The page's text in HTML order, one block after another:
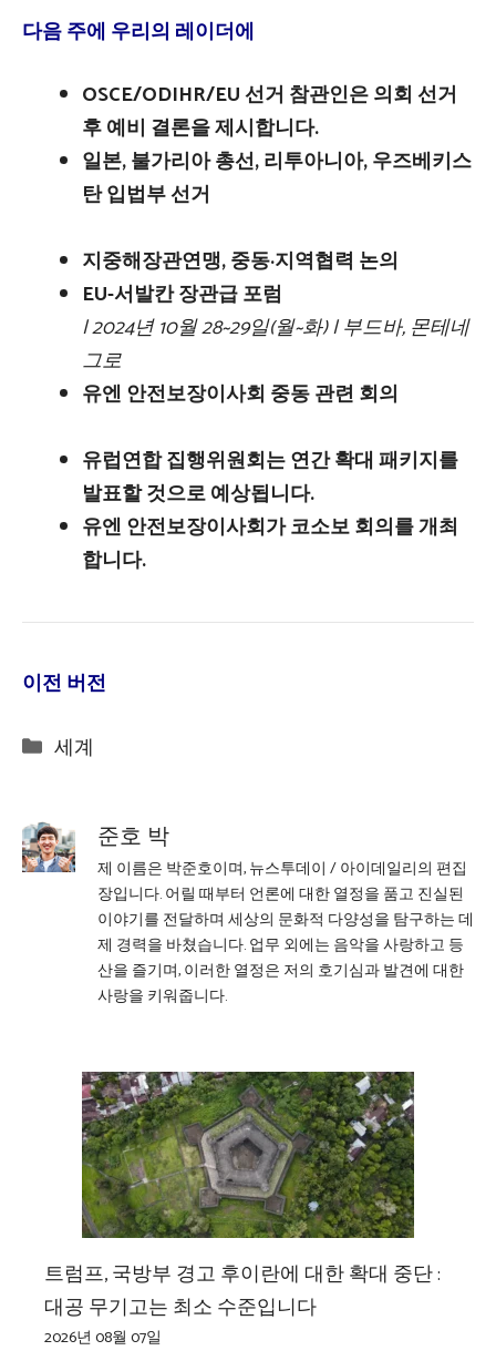
다음 주에 우리의 레이더에
OSCE/ODIHR/EU 선거 참관인은 의회 선거
후 예비 결론을 제시합니다.
일본, 불가리아 총선, 리투아니아, 우즈베키스
탄 입법부 선거
지중해장관연맹, 중동·지역협력 논의
EU-서발칸 장관급 포럼
| 2024년 10월 28~29일(월~화) | 부드바, 몬테네
그로
유엔 안전보장이사회 중동 관련 회의
유럽연합 집행위원회는 연간 확대 패키지를
발표할 것으로 예상됩니다.
유엔 안전보장이사회가 코소보 회의를 개최
합니다.
이전 버전
Categories
세계
준호 박
제 이름은 박준호이며, 뉴스투데이 / 아이데일리의 편집
장입니다. 어릴 때부터 언론에 대한 열정을 품고 진실된
이야기를 전달하며 세상의 문화적 다양성을 탐구하는 데
제 경력을 바쳤습니다. 업무 외에는 음악을 사랑하고 등
산을 즐기며, 이러한 열정은 저의 호기심과 발견에 대한
사랑을 키워줍니다.
트럼프, 국방부 경고 후이란에 대한 확대 중단 :
대공 무기고는 최소 수준입니다
2026년 08월 07일